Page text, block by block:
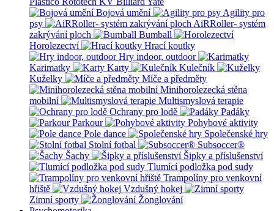
Bojová umění
Agility pro
psy
AiRRoller- systém
zakrývání ploch
Bumball
Horolezectví
Hrací koutky
Hry indoor, outdoor
Karimatky
Karty
Kulečník
Kuželky
Míče a předměty
Minihorolezecká stěna
mobilní
Multismyslová terapie
Ochrany pro lodě
Padáky
Parkour
Pohybové aktivity
Pole dance
Společenské hry
Stolní fotbal
Subsoccer®
Šachy
Šipky a příslušenství
Tlumící podložka pod sudy
Trampolíny pro venkovní
hřiště
Vzdušný hokej
Zimní sporty
Žonglování